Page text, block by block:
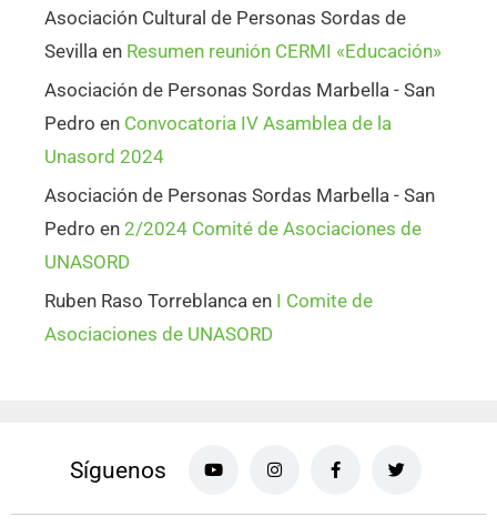
Asociación Cultural de Personas Sordas de
Sevilla en Resumen reunión CERMI «Educación»
Asociación de Personas Sordas Marbella - San
Pedro en Convocatoria IV Asamblea de la
Unasord 2024
Asociación de Personas Sordas Marbella - San
Pedro en 2/2024 Comité de Asociaciones de
UNASORD
Ruben Raso Torreblanca en I Comite de
Asociaciones de UNASORD
Síguenos